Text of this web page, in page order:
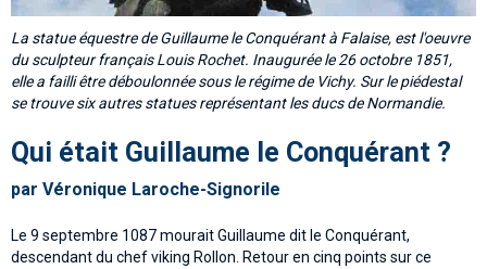
La statue équestre de Guillaume le Conquérant à Falaise, est l'oeuvre
du sculpteur français Louis Rochet. Inaugurée le 26 octobre 1851,
elle a failli être déboulonnée sous le régime de Vichy. Sur le piédestal
se trouve six autres statues représentant les ducs de Normandie.
Qui était Guillaume le Conquérant ?
par Véronique Laroche-Signorile
Le 9 septembre 1087 mourait Guillaume dit le Conquérant,
descendant du chef viking Rollon. Retour en cinq points sur ce